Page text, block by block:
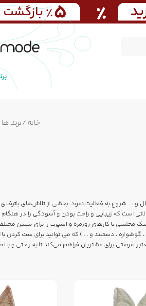
خانه/برند ها
تمرکز بر روی تولید کیف ، کفش ، شال و ... شروع به فعالیت نمود. بخشی از
است که زیبایی و راحت بودن و آسودگی را در هنگام
مجلسی تا کارهای روزمره و اسپرت را برای سنین
، دستبند و ... ) که می توانید برای ست کردن
فرصتی برای مشتریان فراهم می‌کند تا به راحتی و با